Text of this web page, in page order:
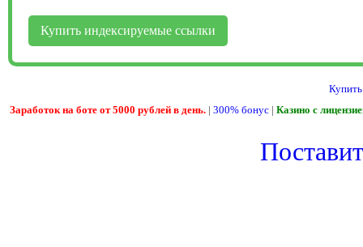
Купить индексируемые ссылки
Заработок на боте от 5000 рублей в день. | 300% бонус | Казино с